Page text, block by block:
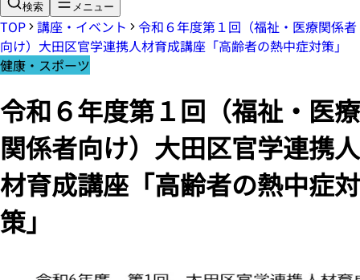
検索 メニュー
TOP 講座・イベント
令和６年度第１回（福祉・医療関係者
向け）大田区官学連携人材育成講座「高齢者の熱中症対策」
健康・スポーツ
令和６年度第１回（福祉・医療
関係者向け）大田区官学連携人
材育成講座「高齢者の熱中症対
策」